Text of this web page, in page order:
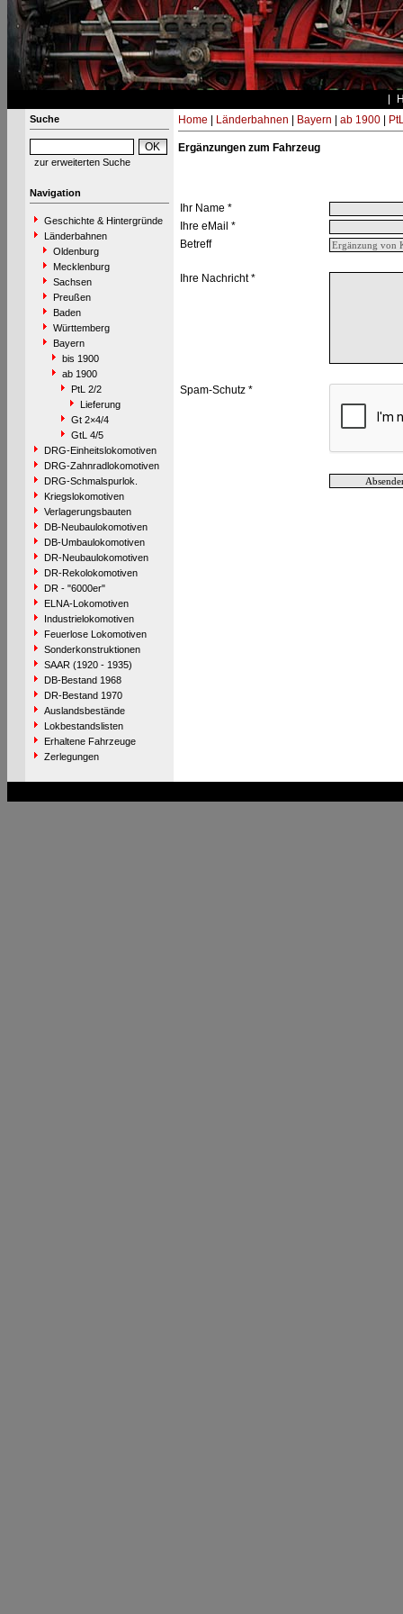
Suche
zur erweiterten Suche
Navigation
Geschichte & Hintergründe
Länderbahnen
Oldenburg
Mecklenburg
Sachsen
Preußen
Baden
Württemberg
Bayern
bis 1900
ab 1900
PtL 2/2
Lieferung
Gt 2×4/4
GtL 4/5
DRG-Einheitslokomotiven
DRG-Zahnradlokomotiven
DRG-Schmalspurlok.
Kriegslokomotiven
Verlagerungsbauten
DB-Neubaulokomotiven
DB-Umbaulokomotiven
DR-Neubaulokomotiven
DR-Rekolokomotiven
DR - "6000er"
ELNA-Lokomotiven
Industrielokomotiven
Feuerlose Lokomotiven
Sonderkonstruktionen
SAAR (1920 - 1935)
DB-Bestand 1968
DR-Bestand 1970
Auslandsbestände
Lokbestandslisten
Erhaltene Fahrzeuge
Zerlegungen
Home Länderbahnen Bayern ab 1900|
Ergänzungen zum Fahrzeug
Ihr Name *
Ihre eMail *
Betreff
Ihre Nachricht *
Spam-Schutz *